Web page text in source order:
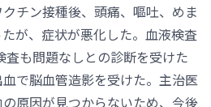
チン接種後、頭痛、嘔吐、めま
が、症状が悪化した。血液検査
査も問題なしとの診断を受けた
で脳血管造影を受けた。主治医
原因が見つからないため、今後